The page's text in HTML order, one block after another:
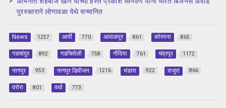
पुरस्काराने लोणावळा येथे सन्मानित
News 1257 आर्वी 770 आवाळपुर 861 कोरपना 865
गडचांदुर 892 गडचिरोली 758 गोंदिया 761 चंद्रपूर 1172
नागपुर 953 नागपुर डिवीजन 1216 भंडारा 922 राजुरा 866
वरोरा 801 वर्धा 773